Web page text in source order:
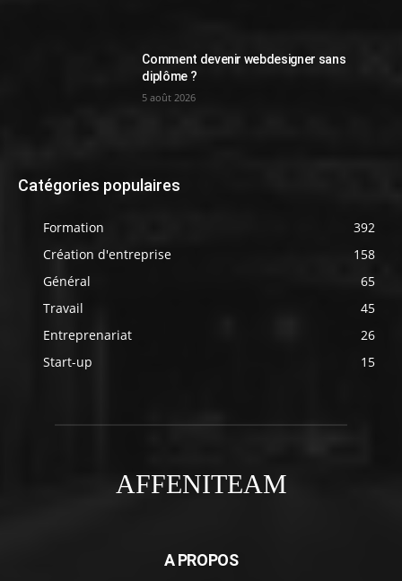
Comment devenir webdesigner sans
diplôme ?
5 août 2026
Catégories populaires
Formation
392
Création d'entreprise
158
Général
65
Travail
45
Entreprenariat
26
Start-up
15
AFFENITEAM
A PROPOS